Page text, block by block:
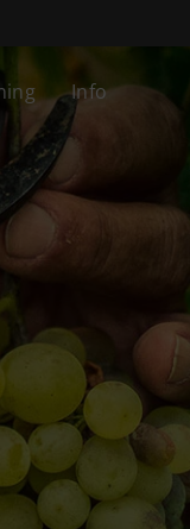
Info